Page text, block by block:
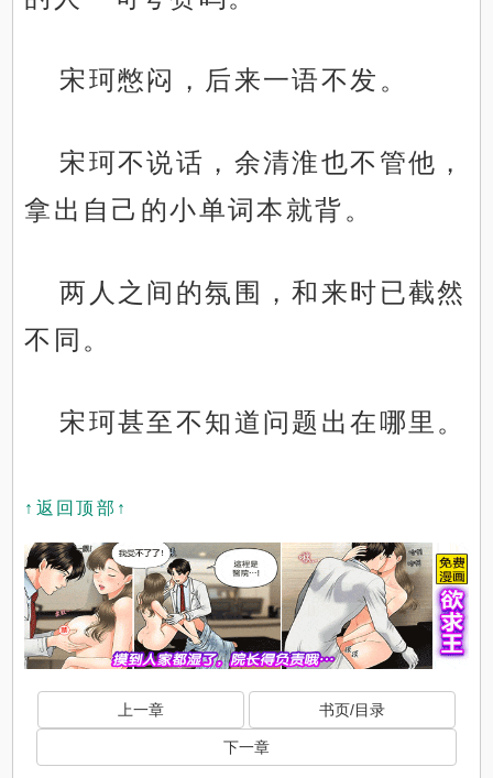
宋珂憋闷，后来一语不发。
宋珂不说话，余清淮也不管他，
拿出自己的小单词本就背。
两人之间的氛围，和来时已截然
不同。
宋珂甚至不知道问题出在哪里。
↑返回顶部↑
上一章 书页/目录
下一章